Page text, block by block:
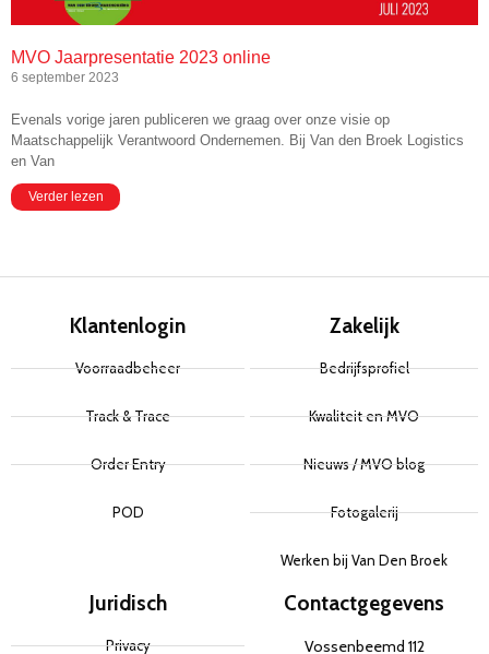
MVO Jaarpresentatie 2023 online
6 september 2023
Evenals vorige jaren publiceren we graag over onze visie op
Maatschappelijk Verantwoord Ondernemen. Bij Van den Broek Logistics
en Van
Verder lezen
Klantenlogin
Voorraadbeheer
Track & Trace
Order Entry
POD
Zakelijk
Bedrijfsprofiel
Kwaliteit en MVO
Nieuws / MVO blog
Fotogalerij
Werken bij Van Den Broek
Juridisch
Privacy
Contactgegevens
Vossenbeemd 112